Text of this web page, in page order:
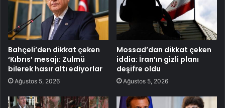
Bahçeli’den dikkat çeken
‘Kıbrıs’ mesajı: Zulmü
bilerek hasır altı ediyorlar
Ağustos 5, 2026
Mossad’dan dikkat çeken
iddia: İran’ın gizli planı
deşifre oldu
Ağustos 5, 2026